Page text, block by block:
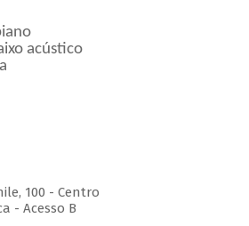
acústico
100 - Centro
- Acesso B